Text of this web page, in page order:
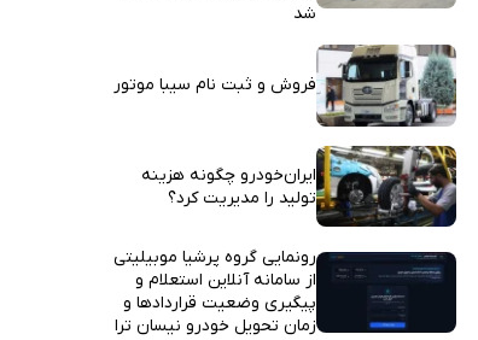
شد
فروش و ثبت نام سیبا موتور
ایران‌خودرو چگونه هزینه
تولید را مدیریت کرد؟
رونمایی گروه پرشیا موبیلیتی
از سامانه آنلاین استعلام و
پیگیری وضعیت قراردادها و
زمان تحویل خودرو نیسان ترا